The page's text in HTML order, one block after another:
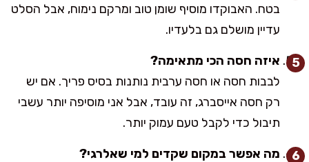
בטח. האבוקדו מוסיף שומן טוב ומרקם נימוח, אבל הסלט
עדיין מושלם גם בלעדיו.
איזה חסה הכי מתאימה?
לבבות חסה או חסה ערבית נותנות בסיס פריך. אם יש
רק חסה אייסברג, זה עובד, אבל אני מוסיפה יותר עשבי
תיבול כדי לקבל טעם עמוק יותר.
מה אפשר במקום שקדים למי שאלרגי?